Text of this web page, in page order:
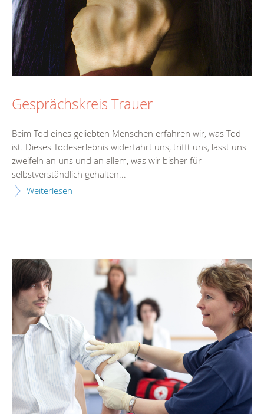
Gesprächskreis Trauer
Beim Tod eines geliebten Menschen erfahren wir, was Tod
ist. Dieses Todeserlebnis widerfährt uns, trifft uns, lässt uns
zweifeln an uns und an allem, was wir bisher für
selbstverständlich gehalten...
Weiterlesen